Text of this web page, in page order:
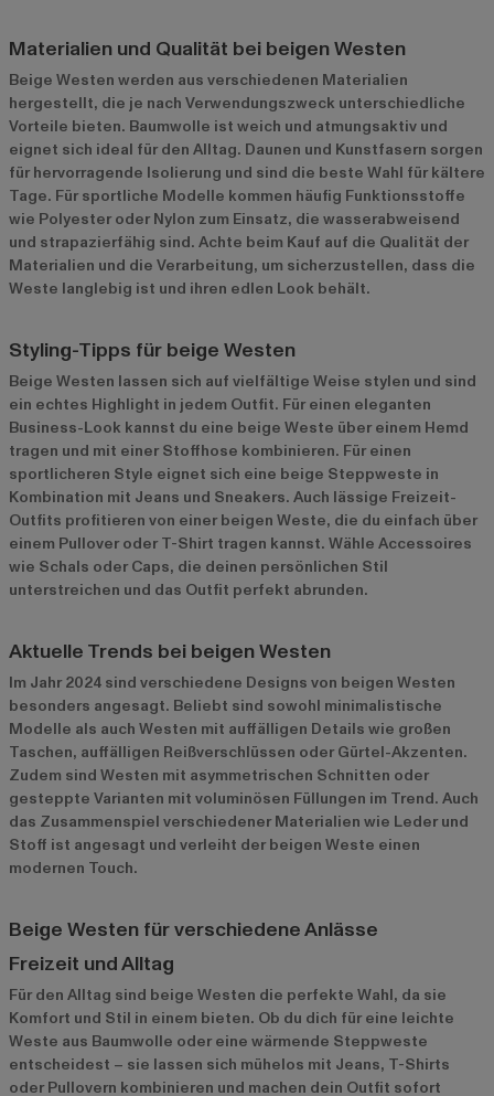
Materialien und Qualität bei beigen Westen
Beige Westen werden aus verschiedenen Materialien
hergestellt, die je nach Verwendungszweck unterschiedliche
Vorteile bieten. Baumwolle ist weich und atmungsaktiv und
eignet sich ideal für den Alltag. Daunen und Kunstfasern sorgen
für hervorragende Isolierung und sind die beste Wahl für kältere
Tage. Für sportliche Modelle kommen häufig Funktionsstoffe
wie Polyester oder Nylon zum Einsatz, die wasserabweisend
und strapazierfähig sind. Achte beim Kauf auf die Qualität der
Materialien und die Verarbeitung, um sicherzustellen, dass die
Weste langlebig ist und ihren edlen Look behält.
Styling-Tipps für beige Westen
Beige Westen lassen sich auf vielfältige Weise stylen und sind
ein echtes Highlight in jedem Outfit. Für einen eleganten
Business-Look kannst du eine beige Weste über einem Hemd
tragen und mit einer Stoffhose kombinieren. Für einen
sportlicheren Style eignet sich eine beige Steppweste in
Kombination mit Jeans und Sneakers. Auch lässige Freizeit-
Outfits profitieren von einer beigen Weste, die du einfach über
einem Pullover oder T-Shirt tragen kannst. Wähle Accessoires
wie Schals oder Caps, die deinen persönlichen Stil
unterstreichen und das Outfit perfekt abrunden.
Aktuelle Trends bei beigen Westen
Im Jahr 2024 sind verschiedene Designs von beigen Westen
besonders angesagt. Beliebt sind sowohl minimalistische
Modelle als auch Westen mit auffälligen Details wie großen
Taschen, auffälligen Reißverschlüssen oder Gürtel-Akzenten.
Zudem sind Westen mit asymmetrischen Schnitten oder
gesteppte Varianten mit voluminösen Füllungen im Trend. Auch
das Zusammenspiel verschiedener Materialien wie Leder und
Stoff ist angesagt und verleiht der beigen Weste einen
modernen Touch.
Beige Westen für verschiedene Anlässe
Freizeit und Alltag
Für den Alltag sind beige Westen die perfekte Wahl, da sie
Komfort und Stil in einem bieten. Ob du dich für eine leichte
Weste aus Baumwolle oder eine wärmende Steppweste
entscheidest – sie lassen sich mühelos mit Jeans, T-Shirts
oder Pullovern kombinieren und machen dein Outfit sofort